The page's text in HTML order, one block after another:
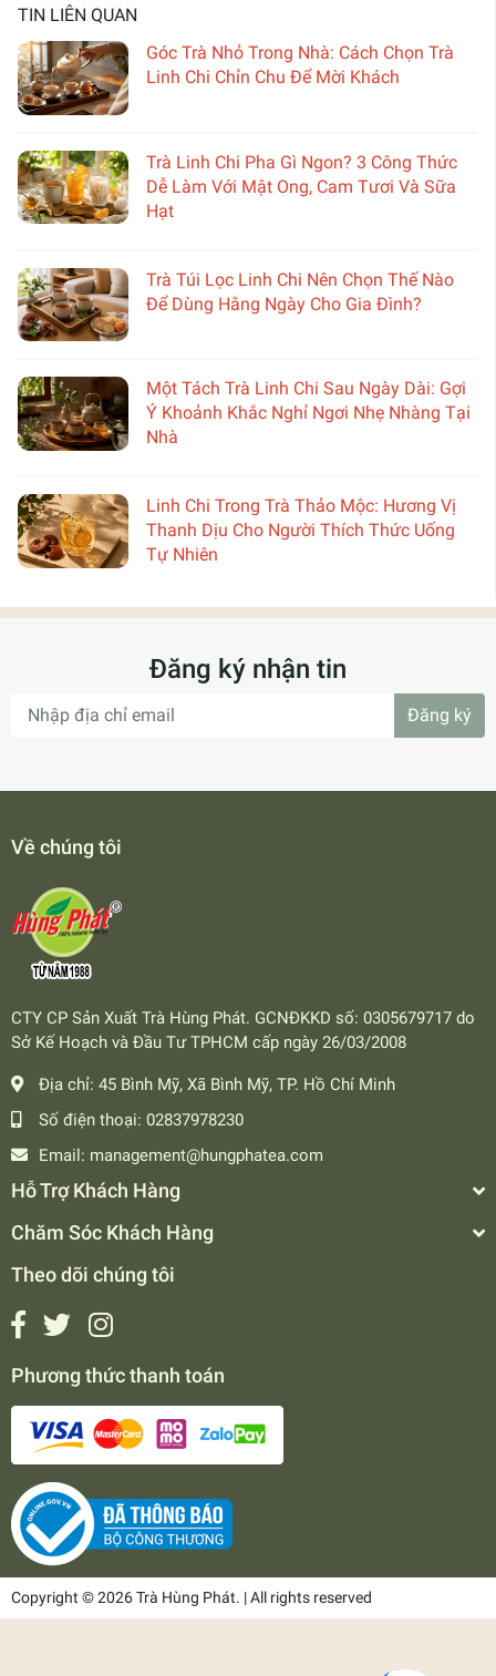
TIN LIÊN QUAN
Góc Trà Nhỏ Trong Nhà: Cách Chọn Trà
Linh Chi Chỉn Chu Để Mời Khách
Trà Linh Chi Pha Gì Ngon? 3 Công Thức
Dễ Làm Với Mật Ong, Cam Tươi Và Sữa
Hạt
Trà Túi Lọc Linh Chi Nên Chọn Thế Nào
Để Dùng Hằng Ngày Cho Gia Đình?
Một Tách Trà Linh Chi Sau Ngày Dài: Gợi
Ý Khoảnh Khắc Nghỉ Ngơi Nhẹ Nhàng Tại
Nhà
Linh Chi Trong Trà Thảo Mộc: Hương Vị
Thanh Dịu Cho Người Thích Thức Uống
Tự Nhiên
Đăng ký nhận tin
Đăng ký
Về chúng tôi
CTY CP Sản Xuất Trà Hùng Phát. GCNĐKKD số: 0305679717 do
Sở Kế Hoạch và Đầu Tư TPHCM cấp ngày 26/03/2008
Địa chỉ: 45 Bình Mỹ, Xã Bình Mỹ, TP. Hồ Chí Minh
Số điện thoại: 02837978230
Email: management@hungphatea.com
Hỗ Trợ Khách Hàng
Chăm Sóc Khách Hàng
Theo dõi chúng tôi
Phương thức thanh toán
Copyright © 2026 Trà Hùng Phát. | All rights reserved